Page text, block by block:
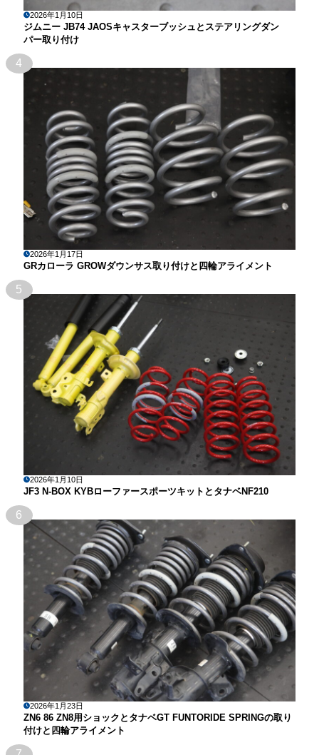
2026年1月10日
ジムニー JB74 JAOSキャスターブッシュとステアリングダン
パー取り付け
4
2026年1月17日
GRカローラ GROWダウンサス取り付けと四輪アライメント
5
2026年1月10日
JF3 N-BOX KYBローファースポーツキットとタナベNF210
6
2026年1月23日
ZN6 86 ZN8用ショックとタナベGT FUNTORIDE SPRINGの取り
付けと四輪アライメント